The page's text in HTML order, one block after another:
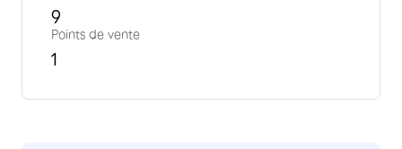
9
Points de vente
1